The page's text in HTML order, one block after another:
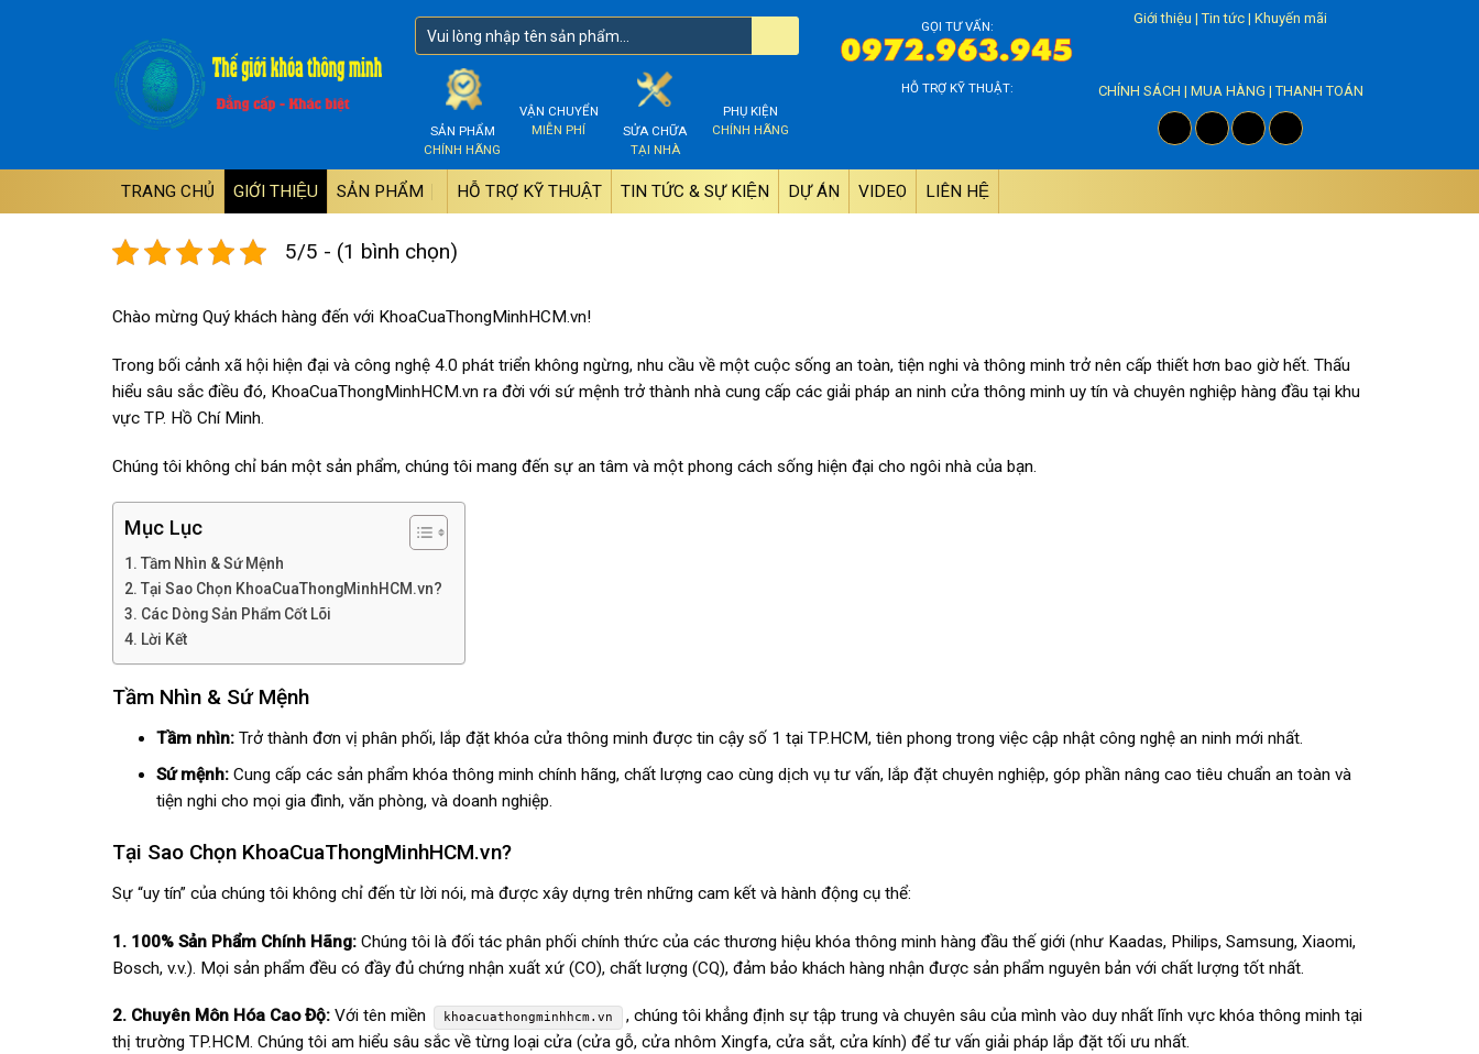
SẢN PHẨM
CHÍNH HÃNG
VẬN CHUYỂN
MIỄN PHÍ
SỬA CHỮA
TẠI NHÀ
PHỤ KIỆN
CHÍNH HÃNG
GỌI TƯ VẤN:
HỖ TRỢ KỸ THUẬT:
Giới thiệu |Tin tức | Khuyến mãi
CHÍNH SÁCH | MUA HÀNG |THANH TOÁN
TRANG CHỦ GIỚI THIỆU SẢN PHẨM HỖ TRỢ KỸ THUẬT TIN TỨC & SỰ KIỆN DỰ ÁN VIDEO LIÊN HỆ
5/5 - (1 bình chọn)
Chào mừng Quý khách hàng đến với KhoaCuaThongMinhHCM.vn!
Trong bối cảnh xã hội hiện đại và công nghệ 4.0 phát triển không ngừng, nhu cầu về một cuộc sống an toàn, tiện nghi và thông minh trở nên cấp thiết hơn bao giờ hết. Thấu
hiểu sâu sắc điều đó, KhoaCuaThongMinhHCM.vn ra đời với sứ mệnh trở thành nhà cung cấp các giải pháp an ninh cửa thông minh uy tín và chuyên nghiệp hàng đầu tại khu
vực TP. Hồ Chí Minh.
Chúng tôi không chỉ bán một sản phẩm, chúng tôi mang đến sự an tâm và một phong cách sống hiện đại cho ngôi nhà của bạn.
Mục Lục
Tầm Nhìn & Sứ Mệnh
Tại Sao Chọn KhoaCuaThongMinhHCM.vn?
Các Dòng Sản Phẩm Cốt Lõi
Lời Kết
Tầm Nhìn & Sứ Mệnh
Tầm nhìn:Trở thành đơn vị phân phối, lắp đặt khóa cửa thông minh được tin cậy số 1 tại TP.HCM, tiên phong trong việc cập nhật công nghệ an ninh mới nhất.
Sứ mệnh:Cung cấp các sản phẩm khóa thông minh chính hãng, chất lượng cao cùng dịch vụ tư vấn, lắp đặt chuyên nghiệp, góp phần nâng cao tiêu chuẩn an toàn và
tiện nghi cho mọi gia đình, văn phòng, và doanh nghiệp.
Tại Sao Chọn KhoaCuaThongMinhHCM.vn?
Sự “uy tín” của chúng tôi không chỉ đến từ lời nói, mà được xây dựng trên những cam kết và hành động cụ thể:
1. 100% Sản Phẩm Chính Hãng: Chúng tôi là đối tác phân phối chính thức của các thương hiệu khóa thông minh hàng đầu thế giới (như Kaadas, Philips, Samsung, Xiaomi,
Bosch, v.v.). Mọi sản phẩm đều có đầy đủ chứng nhận xuất xứ (CO), chất lượng (CQ), đảm bảo khách hàng nhận được sản phẩm nguyên bản với chất lượng tốt nhất.
2. Chuyên Môn Hóa Cao Độ: Với tên miền khoacuathongminhhcm.vn
, chúng tôi khẳng định sự tập trung và chuyên sâu của mình vào duy nhất lĩnh vực khóa thông minh tại
thị trường TP.HCM. Chúng tôi am hiểu sâu sắc về từng loại cửa (cửa gỗ, cửa nhôm Xingfa, cửa sắt, cửa kính) để tư vấn giải pháp lắp đặt tối ưu nhất.